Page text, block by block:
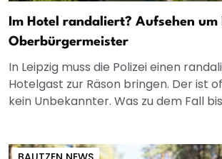
Im Hotel randaliert? Aufsehen um
Oberbürgermeister
In Leipzig muss die Polizei einen
Hotelgast zur Räson bringen. Der ist
kein Unbekannter. Was zu dem Fall